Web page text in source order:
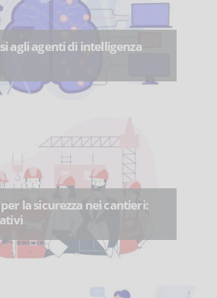
agli agenti di intelligenza
la sicurezza nei cantieri: